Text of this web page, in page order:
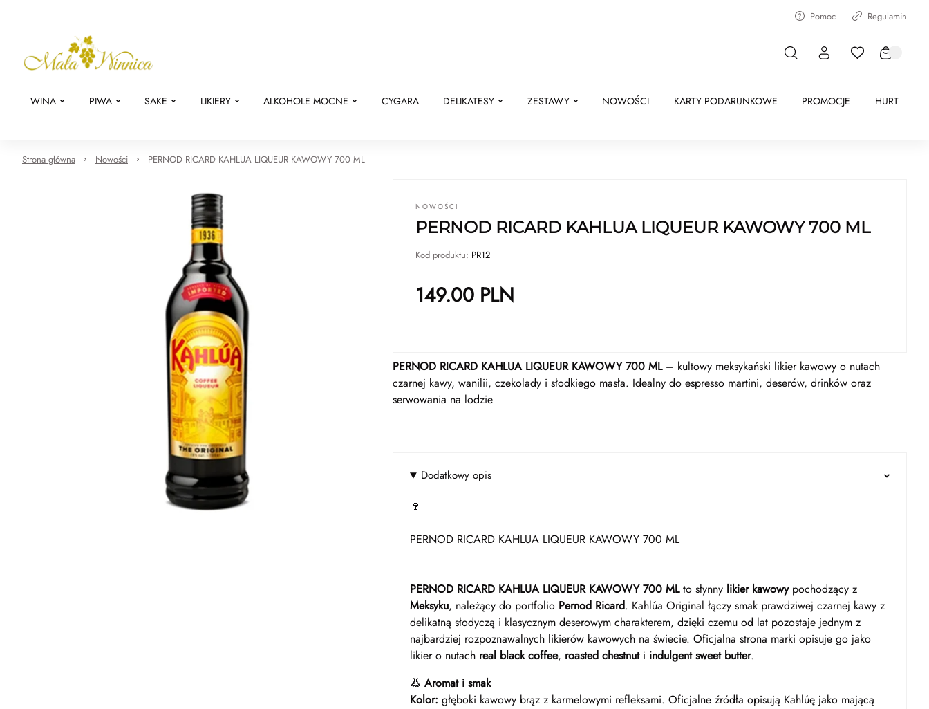
Pomoc Regulamin
WINA PIWA SAKE LIKIERY ALKOHOLE MOCNE CYGARA DELIKATESY ZESTAWY NOWOŚCI KARTY PODARUNKOWE PROMOCJE HURT
Strona główna Nowości PERNOD RICARD KAHLUA LIQUEUR KAWOWY 700 ML
NOWOŚCI
PERNOD RICARD KAHLUA LIQUEUR KAWOWY 700 ML
Kod produktu: PR12
149.00 PLN
PERNOD RICARD KAHLUA LIQUEUR KAWOWY 700 ML– kultowy meksykański likier kawowy o nutach
czarnej kawy, wanilii, czekolady i słodkiego masła. Idealny do espresso martini, deserów, drinków oraz
serwowania na lodzie
Dodatkowy opis
🍷
PERNOD RICARD KAHLUA LIQUEUR KAWOWY 700 ML
PERNOD RICARD KAHLUA LIQUEUR KAWOWY 700 MLto słynny likier kawowypochodzący z
Meksyku, należący do portfolio Pernod Ricard. Kahlúa Original łączy smak prawdziwej czarnej kawy z
delikatną słodyczą i klasycznym deserowym charakterem, dzięki czemu od lat pozostaje jednym z
najbardziej rozpoznawalnych likierów kawowych na świecie. Oficjalna strona marki opisuje go jako
likier o nutach real black coffee, roasted chestnuti indulgent sweet butter.
👃 Aromat i smak
Kolor: głęboki kawowy brąz z karmelowymi refleksami. Oficjalne źródła opisują Kahlúę jako mającą